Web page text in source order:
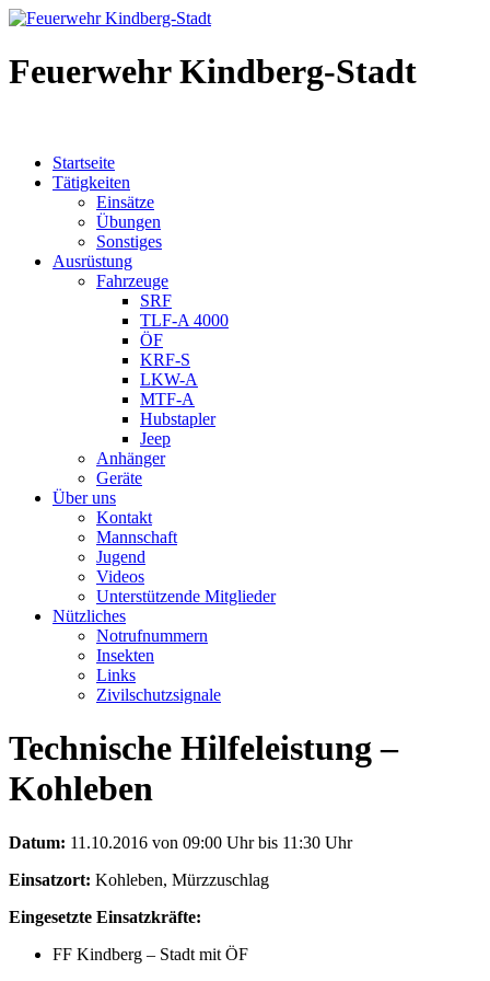
Feuerwehr Kindberg-Stadt
Startseite
Tätigkeiten
Einsätze
Übungen
Sonstiges
Ausrüstung
Fahrzeuge
SRF
TLF-A 4000
ÖF
KRF-S
LKW-A
MTF-A
Hubstapler
Jeep
Anhänger
Geräte
Über uns
Kontakt
Mannschaft
Jugend
Videos
Unterstützende Mitglieder
Nützliches
Notrufnummern
Insekten
Links
Zivilschutzsignale
Technische Hilfeleistung –
Kohleben
Datum: 11.10.2016 von 09:00 Uhr bis 11:30 Uhr
Einsatzort: Kohleben, Mürzzuschlag
Eingesetzte Einsatzkräfte:
FF Kindberg – Stadt mit ÖF